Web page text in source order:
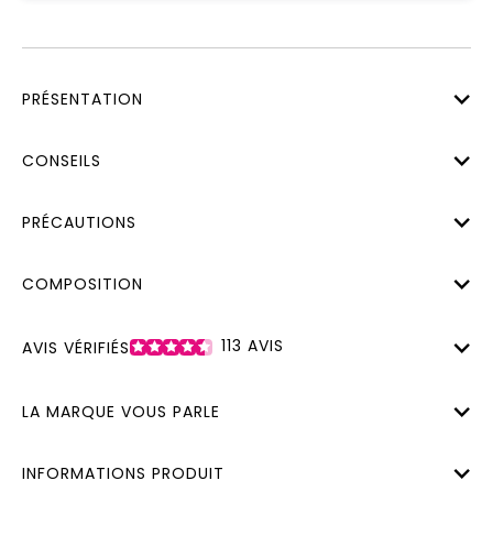
PRÉSENTATION
CONSEILS
PRÉCAUTIONS
COMPOSITION
AVIS VÉRIFIÉS 113 AVIS
LA MARQUE VOUS PARLE
INFORMATIONS PRODUIT